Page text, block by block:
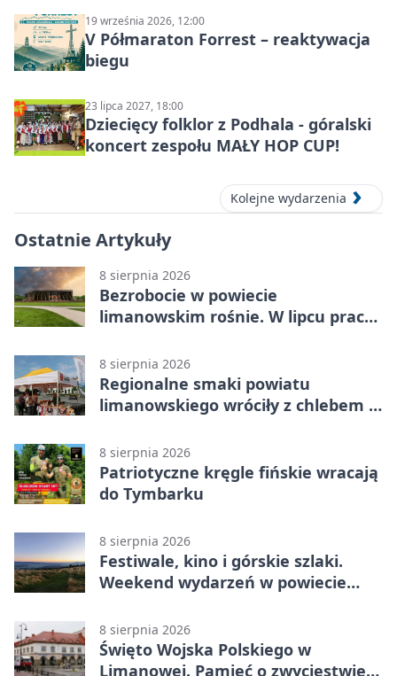
19 września 2026, 12:00
V Półmaraton Forrest – reaktywacja
biegu
23 lipca 2027, 18:00
Dziecięcy folklor z Podhala - góralski
koncert zespołu MAŁY HOP CUP!
Kolejne wydarzenia
Ostatnie Artykuły
8 sierpnia 2026
Bezrobocie w powiecie
limanowskim rośnie. W lipcu pracy
8 sierpnia 2026
Regionalne smaki powiatu
limanowskiego wróciły z chlebem i
8 sierpnia 2026
Patriotyczne kręgle fińskie wracają
do Tymbarku
8 sierpnia 2026
Festiwale, kino i górskie szlaki.
Weekend wydarzeń w powiecie
8 sierpnia 2026
Święto Wojska Polskiego w
Limanowej. Pamięć o zwycięstwie